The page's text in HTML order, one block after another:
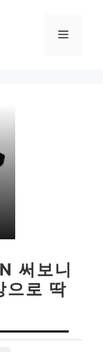
메
써보니
으로 딱